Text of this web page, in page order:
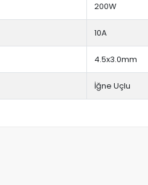
200W
10A
4.5x3.0mm
İğne Uçlu